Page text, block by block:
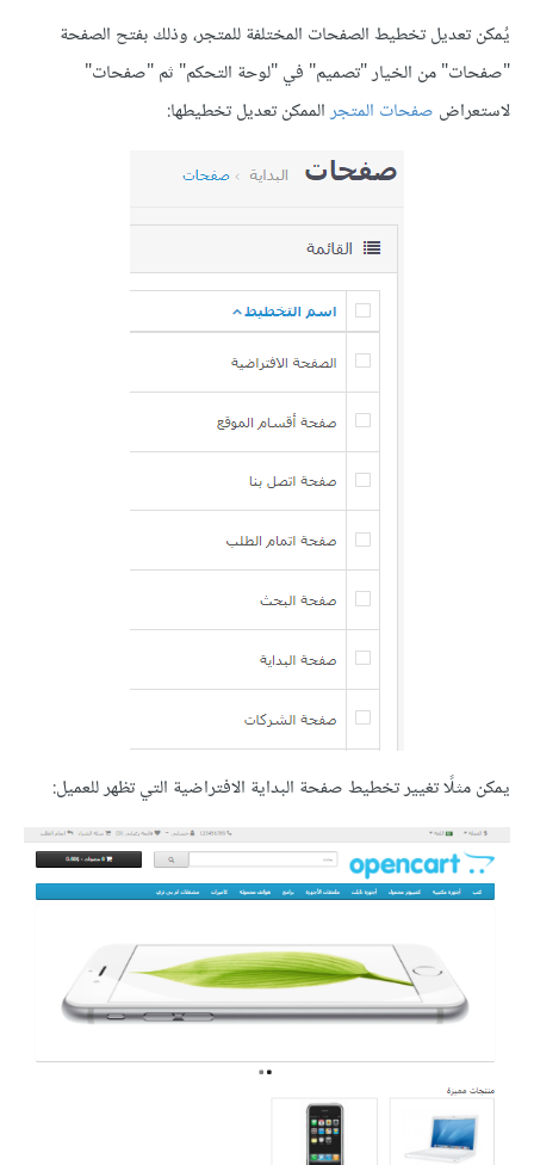
يُمكن تعديل تخطيط الصفحات المختلفة للمتجر، وذلك بفتح الصفحة
"صفحات" من الخيار "تصميم" في "لوحة التحكم" ثم "صفحات"
لاستعراض صفحات المتجرالممكن تعديل تخطيطها:
يمكن مثلًا تغيير تخطيط صفحة البداية الافتراضية التي تظهر للعميل: